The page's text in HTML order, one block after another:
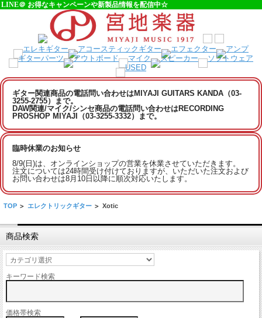
LINE＠ お得なキャンペーンや新製品情報を配信中☆
ギター関連商品の電話問い合わせはMIYAJI GUITARS KANDA（03-
3255-2755）まで。
DAW関連/マイク/シンセ商品の電話問い合わせはRECORDING
PROSHOP MIYAJI（03-3255-3332）まで。
臨時休業のお知らせ
8/9(日)は、オンラインショップの営業を休業させていただきます。
注文については24時間受け付けておりますが、いただいた注文および
お問い合わせは8月10日以降に順次対応いたします。
TOP > エレクトリックギター > Xotic
商品検索
キーワード検索
価格帯検索